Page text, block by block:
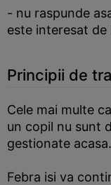
- nu raspunde
este interesat
Principii de
Cele mai multe
un copil nu sunt
gestionate acasa.
Febra isi va